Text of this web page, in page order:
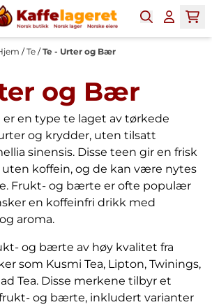
/Te /Te - Urter og Bær
og Bær
en type te laget av tørkede
og krydder, uten tilsatt
sinensis. Disse teen gir en frisk
koffein, og de kan være nytes
Frukt- og bærte er ofte populær
en koffeinfri drikk med
aroma.
og bærte av høy kvalitet fra
som Kusmi Tea, Lipton, Twinings,
Tea. Disse merkene tilbyr et
og bærte, inkludert varianter